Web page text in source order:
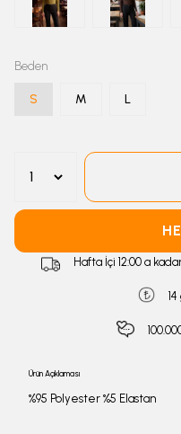
Beden
S M L
Hafta İçi 12:00 a
Ürün Açıklaması
%95 Polyester %5 Elastan